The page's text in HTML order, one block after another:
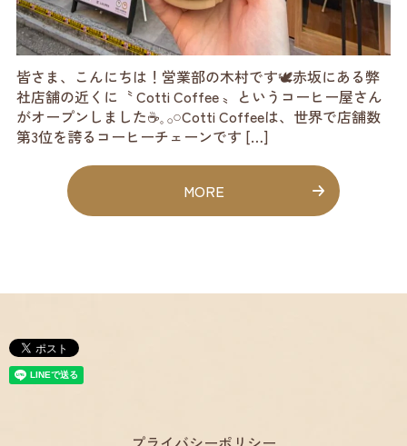
皆さま、こんにちは！営業部の木村です🕊️赤坂にある弊
社店舗の近くに〝 Cotti Coffee 〟というコーヒー屋さん
がオープンしました☕️𓈒 𓂂𓏸Cotti Coffeeは、世界で店舗数
第3位を誇るコーヒーチェーンです […]
MORE